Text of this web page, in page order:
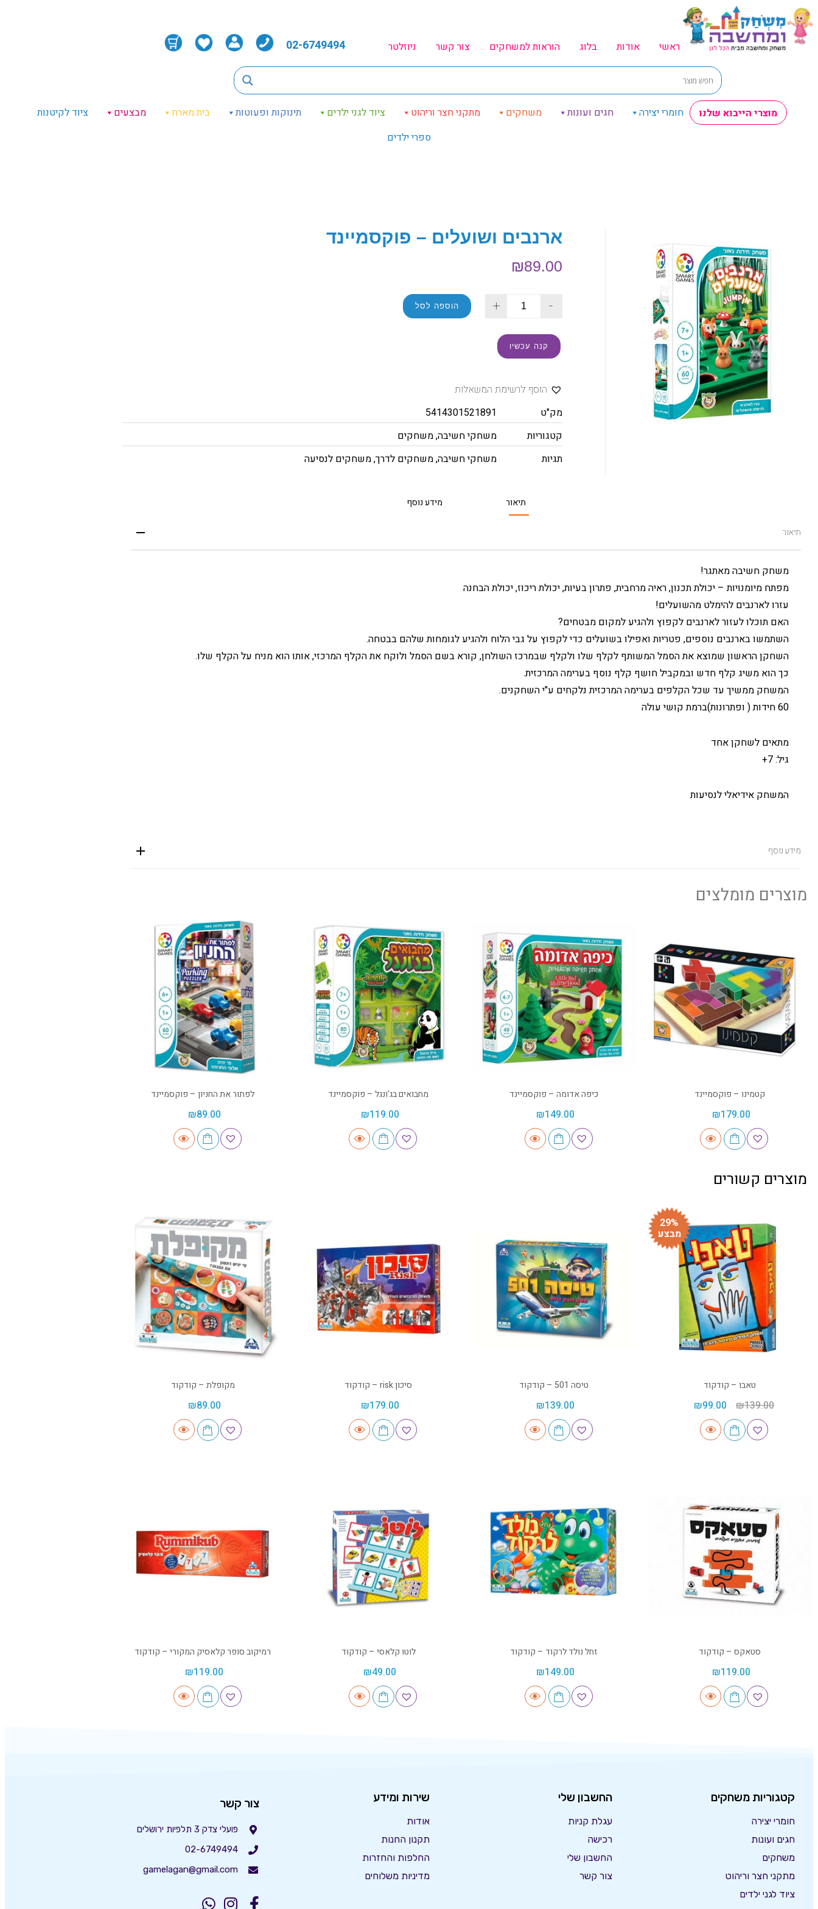
ראשי אודות בלוג הוראות למשחקים צור קשר ניוזלטר 02-6749494
מוצרי הייבוא שלנו חומרי יצירה חגים ועונות משחקים מתקני חצר וריהוט ציוד לגני ילדים תינוקות ופעוטות בית מארח מבצעים
ציוד לקיטנות
ספרי ילדים
ארנבים ושועלים – פוקסמיינד
₪89.00
-
+ הוספה לסל
קנה עכשיו
הוסף לרשימת המשאלות
מק"ט
5414301521891
קטגוריות
משחקי חשיבה,משחקים
תגיות
משחקי חשיבה,משחקים לדרך,משחקים לנסיעה
תיאור מידע נוסף
תיאור
משחק חשיבה מאתגר!
מפתח מיומנויות – יכולת תכנון, ראיה מרחבית, פתרון בעיות, יכולת ריכוז, יכולת הבחנה
עזרו לארנבים להימלט מהשועלים!
האם תוכלו לעזור לארנבים לקפוץ ולהגיע למקום מבטחים?
השתמשו בארנבים נוספים, פטריות ואפילו בשועלים כדי לקפוץ על גבי הלוח ולהגיע לגומחות שלהם בבטחה.
השחקן הראשון שמוצא את הסמל המשותף לקלף שלו ולקלף שבמרכז השולחן, קורא בשם הסמל ולוקח את הקלף המרכזי, אותו הוא מניח על הקלף שלו.
כך הוא משיג קלף חדש ובמקביל חושף קלף נוסף בערימה המרכזית.
המשחק ממשיך עד שכל הקלפים בערימה המרכזית נלקחים ע"י השחקנים.
60 חידות ( ופתרונות)ברמת קושי עולה
מתאים לשחקן אחד
גיל: 7+
המשחק אידיאלי לנסיעות
מידע נוסף
מוצרים מומלצים
קטמינו – פוקסמיינד
₪179.00
כיפה אדומה – פוקסמיינד
₪149.00
מחבואים בג'ונגל – פוקסמיינד
₪119.00
לפתור את החניון – פוקסמיינד
₪89.00
מוצרים קשורים
29%
מבצע
טאבו – קודקוד
₪139.00
₪99.00
טיסה 501 – קודקוד
₪139.00
סיכון risk – קודקוד
₪179.00
מקופלת – קודקוד
₪89.00
סטאקס – קודקוד
₪119.00
זחל נולד לרקוד – קודקוד
₪149.00
לוטו קלאסי – קודקוד
₪49.00
רמיקוב סופר קלאסיק המקורי – קודקוד
₪119.00
קטגוריות משחקים
חומרי יצירה
חגים ועונות
משחקים
מתקני חצר וריהוט
ציוד לגני ילדים
החשבון שלי
עגלת קניות
רכישה
החשבון שלי
צור קשר
שירות ומידע
אודות
תקנון החנות
החלפות והחזרות
מדיניות משלוחים
צור קשר
פועלי צדק 3 תלפיות ירושלים
02-6749494
gamelagan@gmail.com